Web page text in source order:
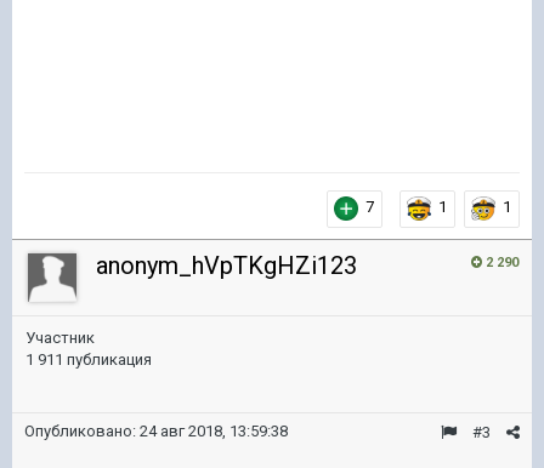
7 1 1
2 290
anonym_hVpTKgHZi123
Участник
1 911 публикация
#3
Опубликовано: 24 авг 2018, 13:59:38